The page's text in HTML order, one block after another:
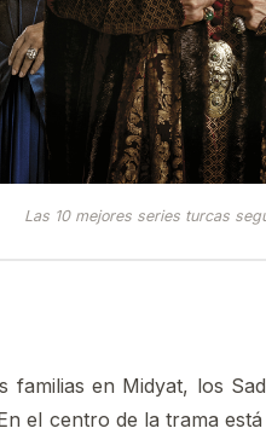
Las 10 mejores series turcas
familias en Midyat, los
el centro de la trama